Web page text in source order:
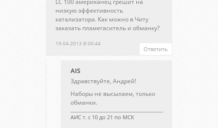
19.04.2013 В 00:44
LC 100 американец грешит на
низкую эффективность
катализатора. Как можно в Читу
заказать пламегаситель и обманку?
Ответить
AIS
Здравствуйте, Андрей!
Наборы не высылаем, только
обманки.
АИС т. с 10 до 21 по МСК